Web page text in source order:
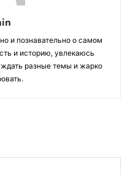
и познавательно о самом
и историю, увлекаюсь
разные темы и жарко